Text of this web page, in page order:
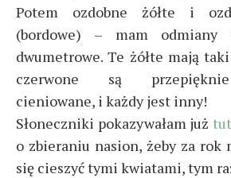
Potem ozdobne żółte i
(bordowe) – mam odmiany
dwumetrowe. Te żółte mają
czerwone są
cieniowane, i każdy jest inny!
Słoneczniki pokazywałam już
o zbieraniu nasion, żeby za rok
się cieszyć tymi kwiatami, tym